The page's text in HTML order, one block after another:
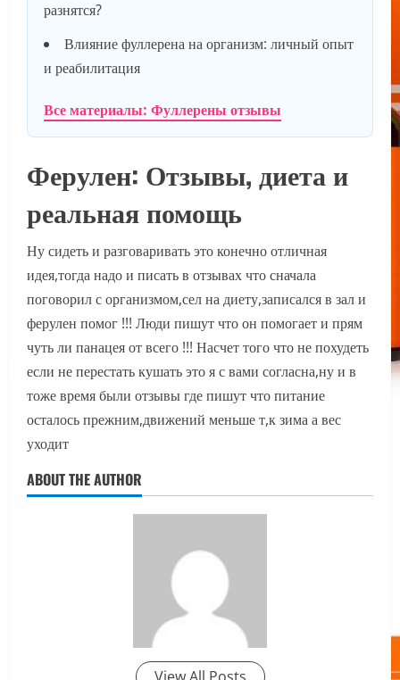
разнятся?
Влияние фуллерена на организм: личный опыт
и реабилитация
Все материалы: Фуллерены отзывы
Ферулен: Отзывы, диета и
реальная помощь
Ну сидеть и разговаривать это конечно отличная
идея,тогда надо и писать в отзывах что сначала
поговорил с организмом,сел на диету,записался в зал и
ферулен помог !!! Люди пишут что он помогает и прям
чуть ли панацея от всего !!! Насчет того что не похудеть
если не перестать кушать это я с вами согласна,ну и в
тоже время были отзывы где пишут что питание
осталось прежним,движений меньше т,к зима а вес
уходит
ABOUT THE AUTHOR